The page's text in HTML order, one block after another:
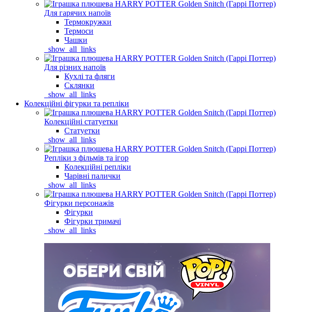
Для гарячих напоїв
Термокружки
Термоси
Чашки
_show_all_links
Для різних напоїв
Кухлі та фляги
Склянки
_show_all_links
Колекційні фігурки та репліки
Колекційні статуетки
Статуетки
_show_all_links
Репліки з фільмів та ігор
Колекційні репліки
Чарівні палички
_show_all_links
Фігурки персонажів
Фігурки
Фігурки тримачі
_show_all_links